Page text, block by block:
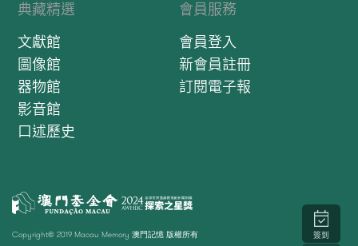
典藏精選
文獻館
圖像館
器物館
影音館
口述歷史
會員服務
會員登入
新會員註冊
訂閱電子報
Copyright© 2019 Macau Memory 澳門記憶 版權所有 簽到